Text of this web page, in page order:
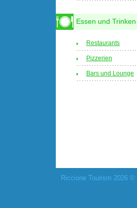
Essen und Trinken
Restaurants
Pizzerien
Bars und Lounge
Riccione Tourism 2026 ©